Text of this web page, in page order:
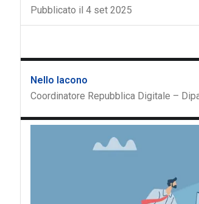
Pubblicato il 4 set 2025
Nello Iacono
Coordinatore Repubblica Digitale –